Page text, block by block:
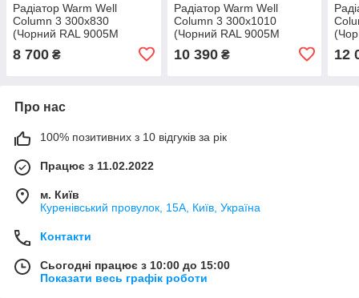
Радіатор Warm Well
Column 3 300x830
(Чорний RAL 9005M
8 700 ₴
Радіатор Warm Well
Column 3 300x1010
(Чорний RAL 9005M
10 390₴ 12
Про нас
100% позитивних з 10 відгуків за рік
Працює з 11.02.2022
м. Київ
Куренівський провулок, 15А, Київ, Україна
Контакти
Сьогодні працює з 10:00 до 15:00
Показати весь графік роботи